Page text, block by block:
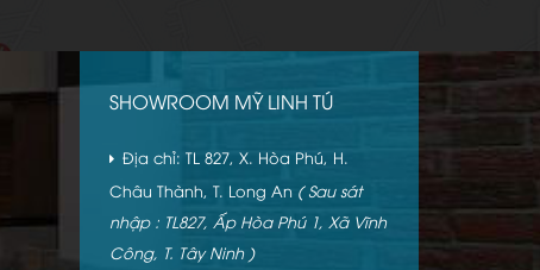
SHOWROOM MỸ LINH TÚ
Địa chỉ: TL 827, X. Hòa Phú, H.
Châu Thành, T. Long An ( Sau sát
nhập : TL827, Ấp Hòa Phú 1, Xã Vĩnh
Công, T. Tây Ninh )